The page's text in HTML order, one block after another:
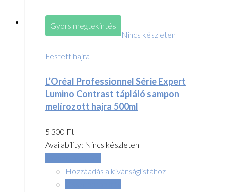
Gyors megtekintés
Nincs készleten
Festett hajra
L’Oréal Professionnel Série Expert
Lumino Contrast tápláló sampon
melírozott hajra 500ml
5 300 Ft
Availability: Nincs készleten
Hozzáadás a kívánságlistához